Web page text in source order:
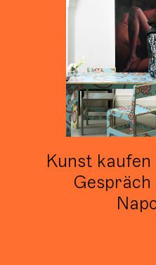
Kunst